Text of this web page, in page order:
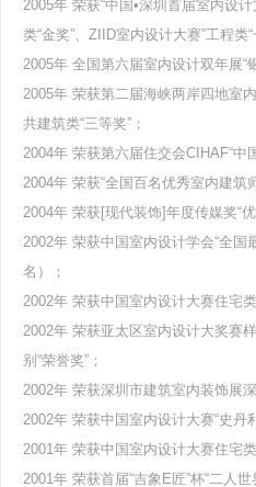
2005年 荣获“中国•深圳首届室内设
类“金奖”、ZIID室内设计大赛”工程类“
2005年 全国第六届室内设计双年展“
2005年 荣获第二届海峡两岸四地室
共建筑类“三等奖”；
2004年 荣获第六届住交会CIHAF“中
2004年 荣获“全国百名优秀室内建筑
2004年 荣获[现代装饰]年度传媒奖“
2002年 荣获中国室内设计学会“全国
名）；
2002年 荣获中国室内设计大赛住宅类
2002年 荣获亚太区室内设计大奖赛
别“荣誉奖”；
2002年 荣获深圳市建筑室内装饰展
2002年 荣获中国室内设计大赛“史丹
2001年 荣获中国室内设计大赛住宅类
2001年 荣获首届“吉象E匠”杯“二人世